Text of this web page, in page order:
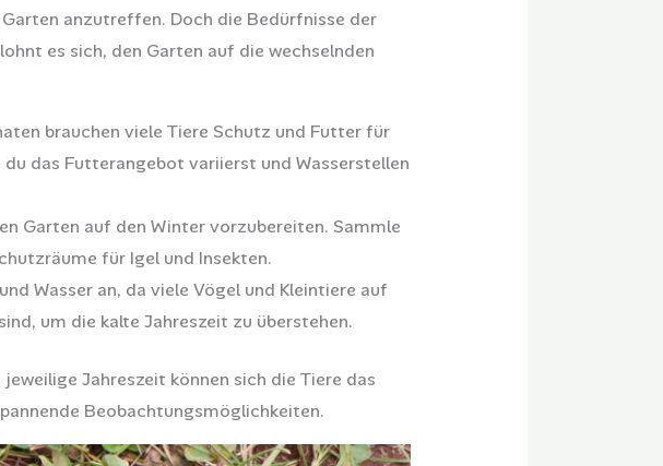
anzutreffen. Doch die Bedürfnisse der
es sich, den Garten auf die wechselnden
brauchen viele Tiere Schutz und Futter für
das Futterangebot variierst und Wasserstellen
Garten auf den Winter vorzubereiten. Sammle
für Igel und Insekten.
Wasser an, da viele Vögel und Kleintiere auf
um die kalte Jahreszeit zu überstehen.
Jahreszeit können sich die Tiere das
Beobachtungsmöglichkeiten.